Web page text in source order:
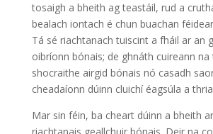
tosaigh a bheith ag teastáil, rud a
bealach iontach é chun buachan
Tá sé riachtanach tuiscint a fháil ar an
oibríonn bónais; de ghnáth cuireann
shocraithe airgid bónais nó casadh
cheadaíonn dúinn cluichí éagsúla a
Mar sin féin, ba cheart dúinn a bheith